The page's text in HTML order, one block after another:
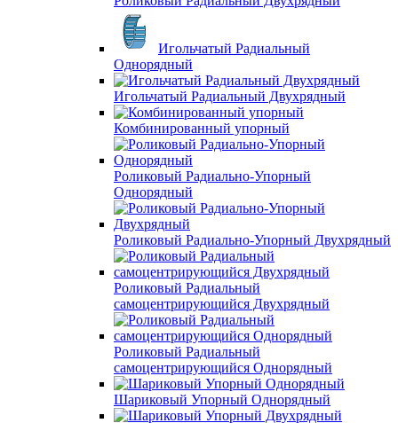
Игольчатый Радиальный
Однорядный
Игольчатый Радиальный Двухрядный
Комбинированный упорный
Роликовый Радиально-Упорный
Однорядный
Роликовый Радиально-Упорный Двухрядный
Роликовый Радиальный
самоцентрирующийся Двухрядный
Роликовый Радиальный
самоцентрирующийся Однорядный
Шариковый Упорный Однорядный